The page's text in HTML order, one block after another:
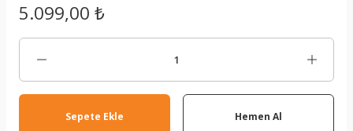
5.099,00 ₺
Sepete Ekle Hemen Al